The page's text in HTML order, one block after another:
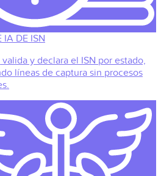
IA DE ISN
y declara el ISN por estado,
líneas de captura sin procesos